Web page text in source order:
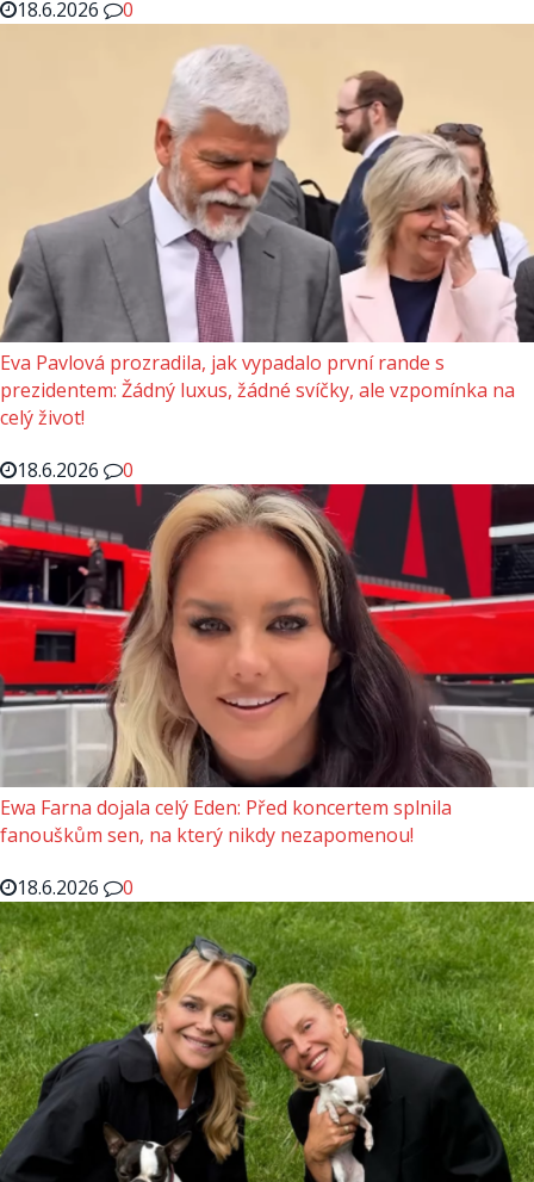
18.6.2026
0
Eva Pavlová prozradila, jak vypadalo první rande s
prezidentem: Žádný luxus, žádné svíčky, ale vzpomínka na
celý život!
18.6.2026
0
Ewa Farna dojala celý Eden: Před koncertem splnila
fanouškům sen, na který nikdy nezapomenou!
18.6.2026
0